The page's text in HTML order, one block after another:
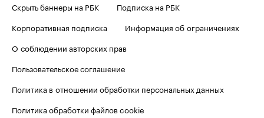
Скрыть баннеры на РБК
Подписка на РБК
Корпоративная подписка
Информация об ограничениях
О соблюдении авторских прав
Пользовательское соглашение
Политика в отношении обработки персональных данных
Политика обработки файлов cookie